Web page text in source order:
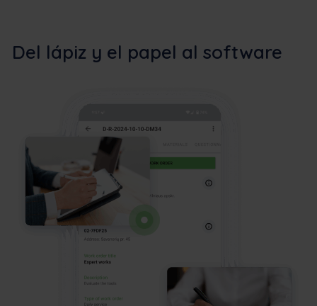
Del lápiz y el papel al software